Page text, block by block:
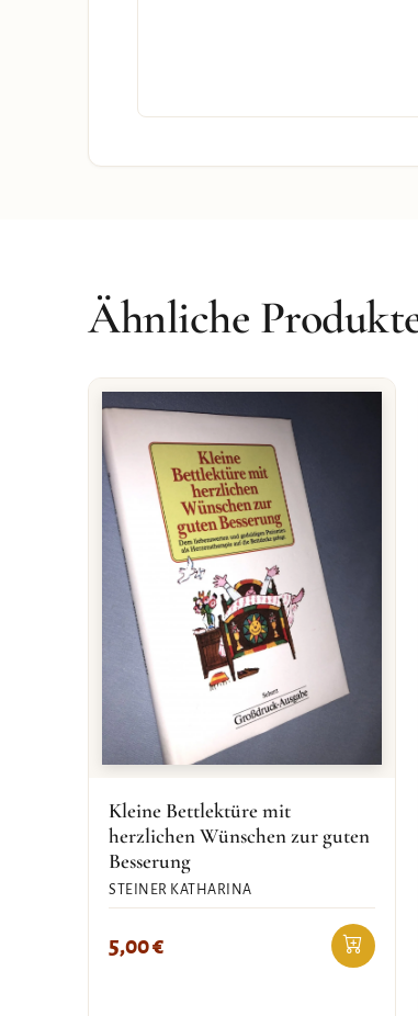
Ähnliche
Kleine Bettlektüre mit
herzlichen Wünschen zur guten
Besserung
STEINER KATHARINA
5,00€